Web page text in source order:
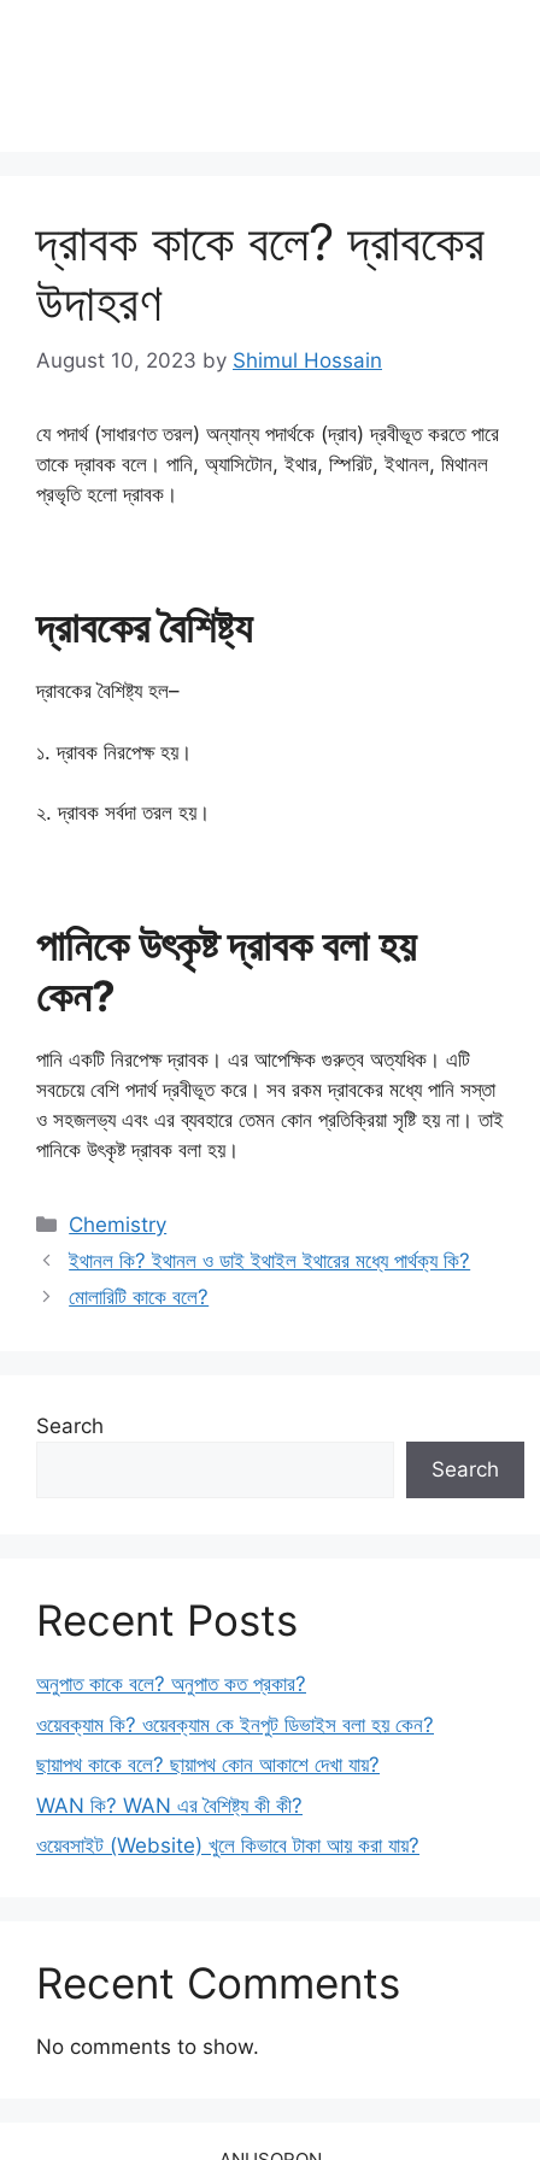
দ্রাবক কাকে বলে? দ্রাবকের
উদাহরণ
August 10, 2023 by Shimul Hossain
যে পদার্থ (সাধারণত তরল) অন্যান্য পদার্থকে (দ্রাব) দ্রবীভূত করতে পারে
তাকে দ্রাবক বলে। পানি, অ্যাসিটোন, ইথার, স্পিরিট, ইথানল, মিথানল
প্রভৃতি হলো দ্রাবক।
দ্রাবকের বৈশিষ্ট্য
দ্রাবকের বৈশিষ্ট্য হল–
১. দ্রাবক নিরপেক্ষ হয়।
২. দ্রাবক সর্বদা তরল হয়।
পানিকে উৎকৃষ্ট দ্রাবক বলা হয়
কেন?
পানি একটি নিরপেক্ষ দ্রাবক। এর আপেক্ষিক গুরুত্ব অত্যধিক। এটি
সবচেয়ে বেশি পদার্থ দ্রবীভূত করে। সব রকম দ্রাবকের মধ্যে পানি সস্তা
ও সহজলভ্য এবং এর ব্যবহারে তেমন কোন প্রতিক্রিয়া সৃষ্টি হয় না। তাই
পানিকে উৎকৃষ্ট দ্রাবক বলা হয়।
Categories
Chemistry
ইথানল কি? ইথানল ও ডাই ইথাইল ইথারের মধ্যে পার্থক্য কি?
মোলারিটি কাকে বলে?
Search
Search
Recent Posts
অনুপাত কাকে বলে? অনুপাত কত প্রকার?
ওয়েবক্যাম কি? ওয়েবক্যাম কে ইনপুট ডিভাইস বলা হয় কেন?
ছায়াপথ কাকে বলে? ছায়াপথ কোন আকাশে দেখা যায়?
WAN কি? WAN এর বৈশিষ্ট্য কী কী?
ওয়েবসাইট (Website) খুলে কিভাবে টাকা আয় করা যায়?
Recent Comments
No comments to show.